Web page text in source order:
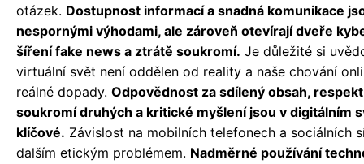
otázek. Dostupnost informací a snadná komunikace
nespornými výhodami, ale zároveň otevírají dveře
šíření fake news a ztrátě soukromí. Je důležité si
virtuální svět není oddělen od reality a naše chování
reálné dopady. Odpovědnost za sdílený obsah,
soukromí druhých a kritické myšlení jsou v digitálním
klíčové. Závislost na mobilních telefonech a sociálních
dalším etickým problémem. Nadměrné používání